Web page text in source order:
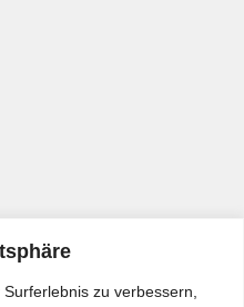
zu verbessern,